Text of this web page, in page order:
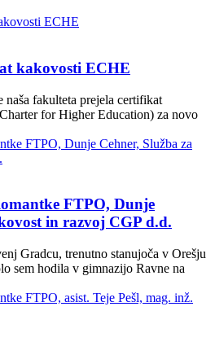
kakovosti ECHE
naša fakulteta prejela certifikat
for Higher Education) za novo
FTPO, Dunje
in razvoj CGP d.d.
Gradcu, trenutno stanujoča v Orešju
sem hodila v gimnazijo Ravne na